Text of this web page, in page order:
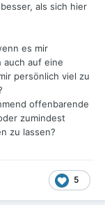
als sich hier
es mir
auch auf eine
persönlich viel zu
offenbarende
zumindest
zu lassen?
5